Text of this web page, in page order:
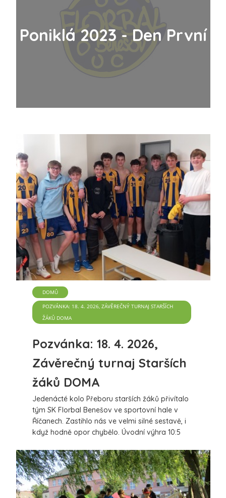
Poniklá 2023 - Den První
Pozvánka: 18. 4. 2026,
Závěrečný turnaj Starších
žáků DOMA
Jedenácté kolo Přeboru starších žáků přivítalo
tým SK Florbal Benešov ve sportovní hale v
Říčanech. Zastihlo nás ve velmi silné sestavě, i
když hodně opor chybělo. Úvodní výhra 10:5
silnou Spartou 4:1 nás posunuli do finále prvního
koše. Výsledek 5:3 pro Benešov nad domácími
Říčany znamenal další vítězství v 1. koši.více
DOMŮ
POZVÁNKA: 18. 4. 2026, ZÁVĚREČNÝ TURNAJ STARŠÍCH
ŽÁKŮ DOMA